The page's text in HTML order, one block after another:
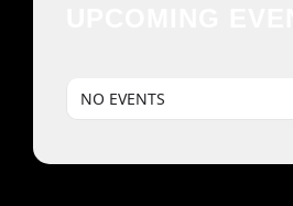
NO EVENTS